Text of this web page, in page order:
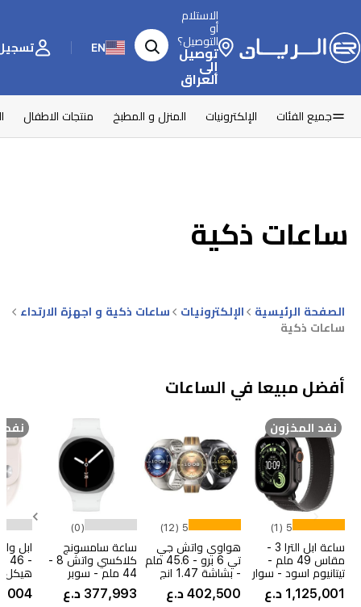
الاستلام
أو
التوصيل؟
توصيل
إلى
العراق
EN تسجيل
جميع الفئات الإلكترونيات المنزل و المطبخ منتجات الاطفال
ساعات ذكية
الصفحة الرئيسية الإلكترونيات
ساعات ذكية و اجهزة الارتداء
ساعات ذكية
أفضل مبيعا في الساعات
نفد المخزون
5 (1)
ساعة ابل الترا 3 -
مقاس 49 ملم -
تيتانيوم اسود - سوار
Trail Loop بلون
الفحم - الاتصال عبر
1,125,001 د.ع
5 (12)
هواوي واتش جي
تي 6 برو - 45.6 ملم
- بشاشة 1.47 انج
اموليد - بحجم بطارية
يصل الى 21 يوم - 402,500 د.ع
(0)
ساعة سامسونج
كلاكسي واتش 8 -
44 ملم - سوبر
اموليد - مقاومة
للماء IP68 + 5ATM
377,993 د.ع
نفد
‏هيكل
وردي
وردي